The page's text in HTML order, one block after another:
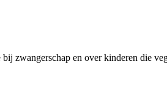
zwangerschap en over kinderen die